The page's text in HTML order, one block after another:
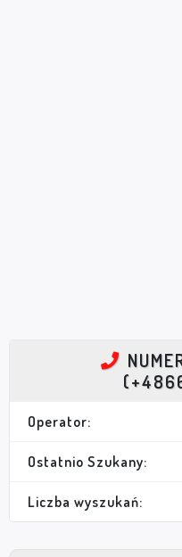
Operator:
Ostatnio Szukany:
Liczba wyszukań: